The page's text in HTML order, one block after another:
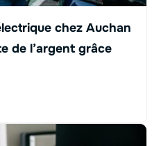
chez Auchan
de l’argent grâce